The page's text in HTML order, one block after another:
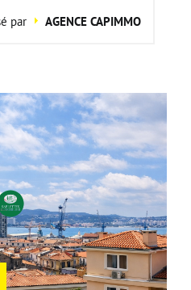
par
AGENCE CAPIMMO